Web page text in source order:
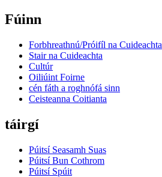
Fúinn
Forbhreathnú/Próifíl na Cuideachta
Stair na Cuideachta
Cultúr
Oiliúint Foirne
cén fáth a roghnófá sinn
Ceisteanna Coitianta
táirgí
Púitsí Seasamh Suas
Púitsí Bun Cothrom
Púitsí Spúit